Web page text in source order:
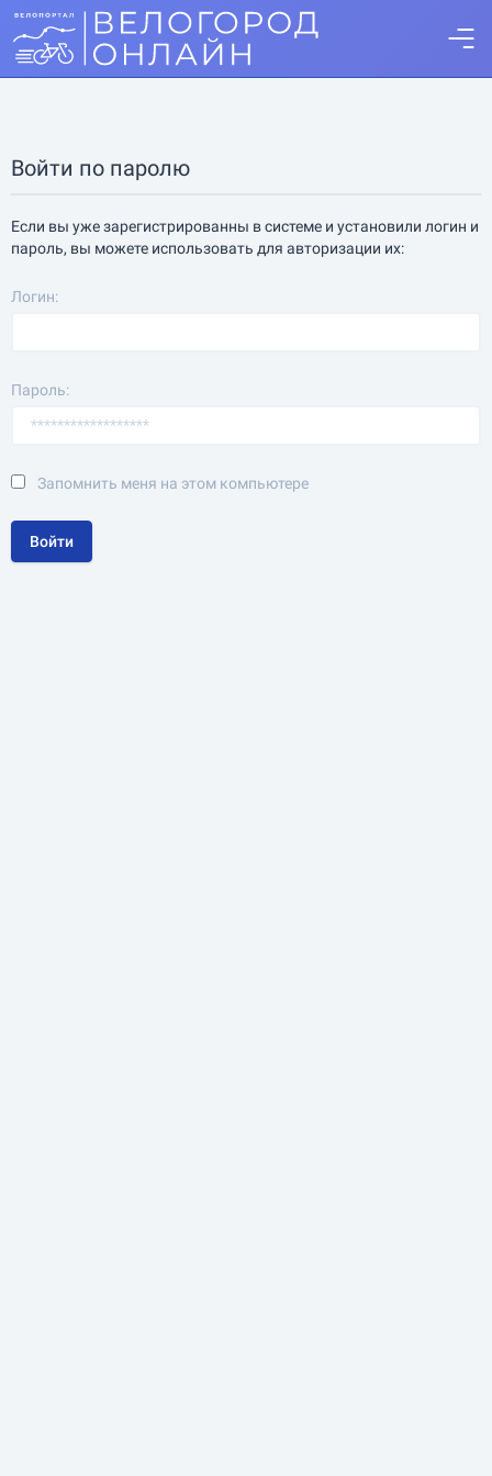
Войти по паролю
Если вы уже зарегистрированны в системе и установили логин и
пароль, вы можете использовать для авторизации их:
Логин:
Пароль:
Запомнить меня на этом компьютере
Войти